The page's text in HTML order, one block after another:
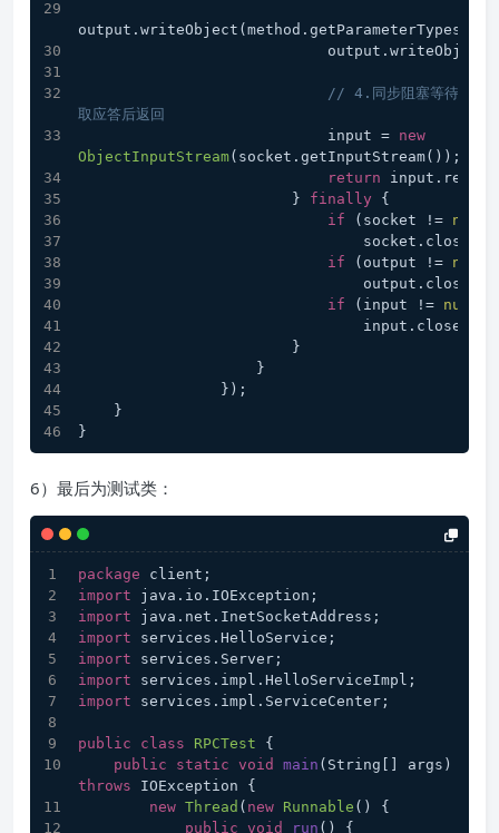
output.writeObject(method.getParameterTypes());
// 4.同步阻塞等待服务
取应答后返回
                            input =
new
ObjectInputStream(socket.getInputStream());
return
                        }
finally {
if (socket != null
                                socket.close();
if (output != null
                                output.close();
if (input != null
                                input.close();
                        }
                    }
                });
    }
}
6）最后为测试类：
package client;
import java.io.IOException;
import java.net.InetSocketAddress;
import services.HelloService;
import services.Server;
import services.impl.HelloServiceImpl;
import services.impl.ServiceCenter;
public class RPCTest {
public
static void main (String[] args)
throws IOException {
new Thread ( new Runnable () {
public void run ()
{